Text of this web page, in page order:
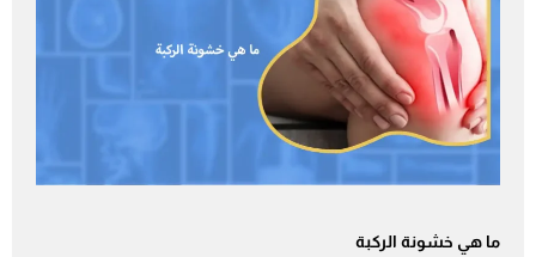
ما هي خشونة الركبة